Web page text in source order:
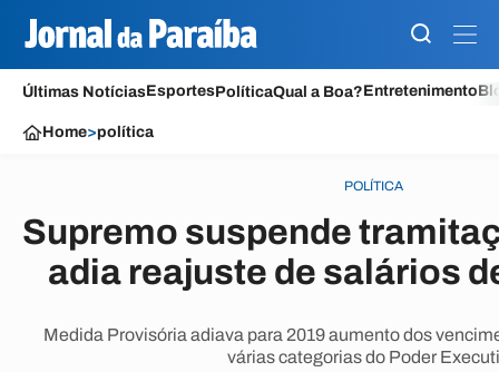
Últimas NotíciasEsportesPolíticaQual a Boa?Entretenimento
Home>política
POLÍTICA
Supremo suspende
adia reajuste de salários
Medida Provisória adiava para 2019 aumento dos
várias categorias do Poder